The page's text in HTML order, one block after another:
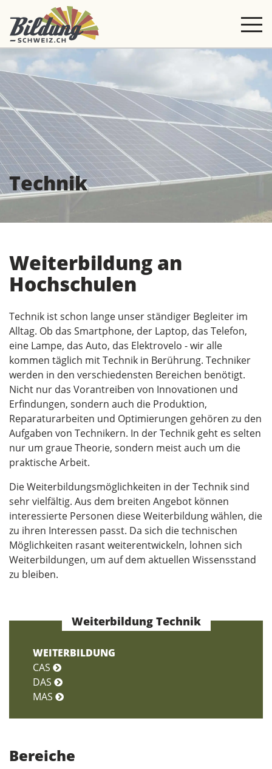
Technik
Weiterbildung an
Hochschulen
Technik ist schon lange unser ständiger Begleiter im
Alltag. Ob das Smartphone, der Laptop, das Telefon,
eine Lampe, das Auto, das Elektrovelo - wir alle
kommen täglich mit Technik in Berührung. Techniker
werden in den verschiedensten Bereichen benötigt.
Nicht nur das Vorantreiben von Innovationen und
Erfindungen, sondern auch die Produktion,
Reparaturarbeiten und Optimierungen gehören zu den
Aufgaben von Technikern. In der Technik geht es selten
nur um graue Theorie, sondern meist auch um die
praktische Arbeit.
Die Weiterbildungsmöglichkeiten in der Technik sind
sehr vielfältig. Aus dem breiten Angebot können
interessierte Personen diese Weiterbildung wählen, die
zu ihren Interessen passt. Da sich die technischen
Möglichkeiten rasant weiterentwickeln, lohnen sich
Weiterbildungen, um auf dem aktuellen Wissensstand
zu bleiben.
Weiterbildung Technik
WEITERBILDUNG
CAS
DAS
MAS
Bereiche